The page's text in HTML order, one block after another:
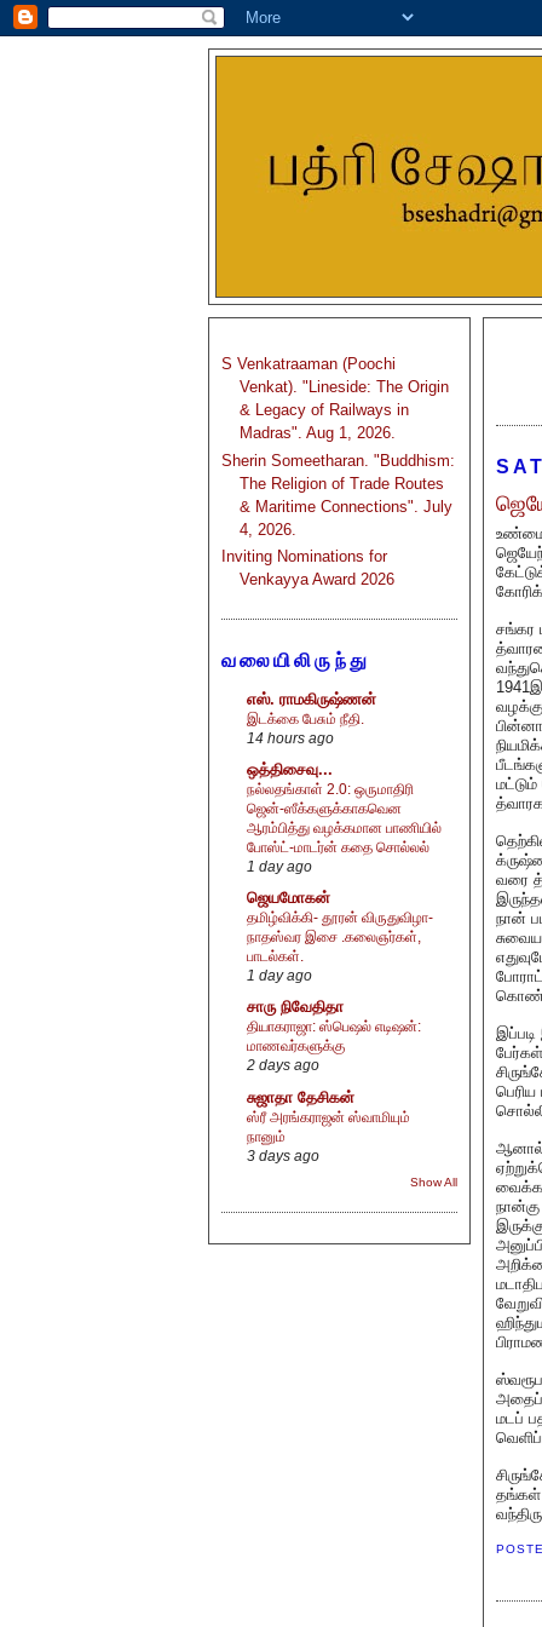
S Venkatraaman (Poochi
Venkat). "Lineside: The Origin
& Legacy of Railways in
Madras". Aug 1, 2026.
Sherin Someetharan. "Buddhism:
The Religion of Trade Routes
& Maritime Connections". July
4, 2026.
Inviting Nominations for
Venkayya Award 2026
வலையிலிருந்து
எஸ். ராமகிருஷ்ணன்
இடக்கை பேசும் நீதி.
14 hours ago
ஒத்திசைவு...
நல்லதங்காள் 2.0: ஒருமாதிரி
ஜென்-ஸீக்களுக்காகவென
ஆரம்பித்து வழக்கமான பாணியில்
போஸ்ட்-மாடர்ன் கதை சொல்லல்
1 day ago
ஜெயமோகன்
தமிழ்விக்கி- தூரன் விருதுவிழா-
நாதஸ்வர இசை .கலைஞர்கள்,
பாடல்கள்.
1 day ago
சாரு நிவேதிதா
தியாகராஜா: ஸ்பெஷல் எடிஷன்:
மாணவர்களுக்கு
2 days ago
சுஜாதா தேசிகன்
ஸ்ரீ அரங்கராஜன் ஸ்வாமியும்
நானும்
3 days ago
Show All
சங்கர
வரை
நான்
ஆனால்
அதைப்
மடப்
தங்கள்